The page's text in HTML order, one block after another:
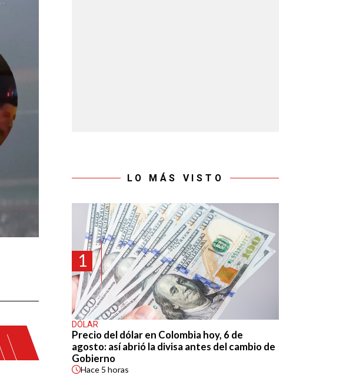
LO MÁS VISTO
1
DÓLAR
Precio del dólar en Colombia hoy, 6 de
agosto: así abrió la divisa antes del cambio de
Gobierno
Hace 5 horas